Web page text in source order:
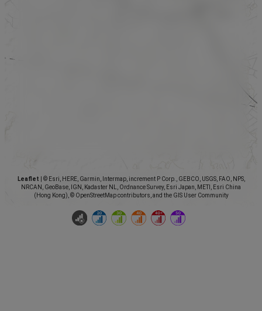
Leaflet
© Esri, HERE, Garmin, Intermap, increment P Corp., GEBCO, USGS, FAO, NPS,
NRCAN, GeoBase, IGN, Kadaster NL, Ordnance Survey, Esri Japan, METI, Esri China
(Hong Kong), © OpenStreetMap contributors, and the GIS User Community